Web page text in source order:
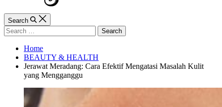
Search
Search
for:
Home
BEAUTY & HEALTH
Jerawat Meradang: Cara Efektif Mengatasi Masalah Kulit
yang Mengganggu